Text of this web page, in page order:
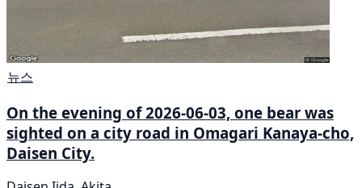
뉴스
On the evening of 2026-06-03, one bear was
sighted on a city road in Omagari Kanaya-cho,
Daisen City.